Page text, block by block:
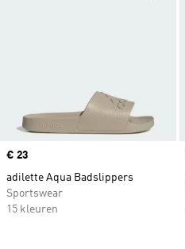
Price
€ 23
adilette Aqua Badslippers
Sportswear
15 kleuren